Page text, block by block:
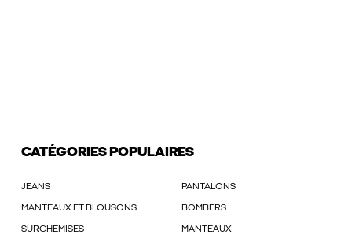
CATÉGORIES POPULAIRES
JEANS PANTALONS
MANTEAUX ET BLOUSONS BOMBERS
SURCHEMISES MANTEAUX